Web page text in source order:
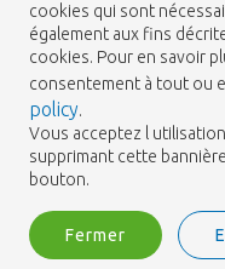
cookies qui sont
également aux fins
cookies. Pour en savoir
consentement à tout ou
policy.
Vous acceptez l
supprimant cette
bouton.
Fermer